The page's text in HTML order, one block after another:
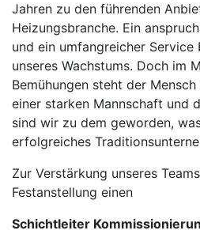
Jahren zu den führenden
Heizungsbranche. Ein
und ein umfangreicher Service
unseres Wachstums. Doch im
Bemühungen steht der
einer starken Mannschaft und
sind wir zu dem geworden,
erfolgreiches
Zur Verstärkung unseres
Festanstellung einen
Schichtleiter